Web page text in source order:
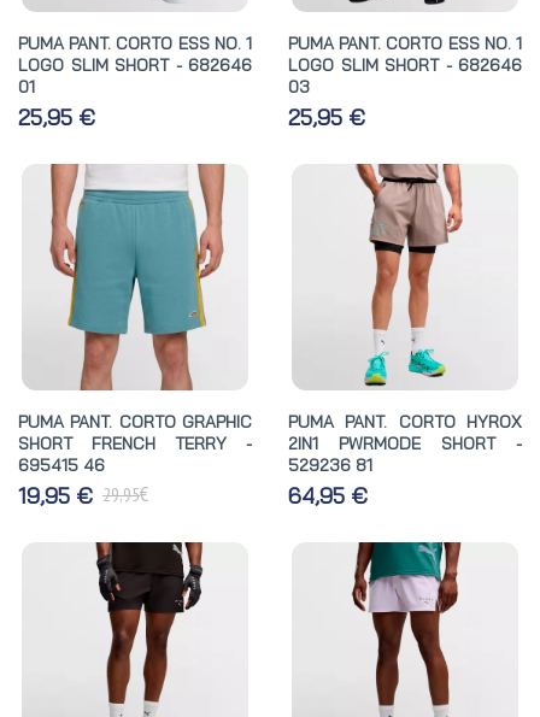
PUMA PANT. CORTO ESS NO. 1
LOGO SLIM SHORT - 682646
01
25,95 €
PUMA PANT. CORTO ESS NO. 1
LOGO SLIM SHORT - 682646
03
25,95 €
PUMA PANT. CORTO GRAPHIC
SHORT FRENCH TERRY -
695415 46
19,95 € 29,95€
PUMA PANT. CORTO HYROX
2IN1 PWRMODE SHORT -
529236 81
64,95 €